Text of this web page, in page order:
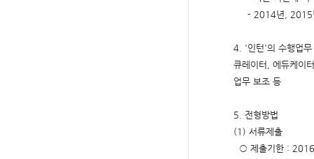
- 2014년 , 2015
4. '인턴'의 수행업무
큐레이터
에듀케이
업무 보조 등
5. 전형방법
(1) 서류제출
○ 제출기한 : 2016